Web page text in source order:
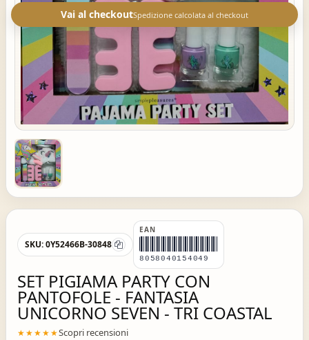
Vai al checkoutSpedizione calcolata al checkout
SKU:0Y52466B-30848
EAN
8058040154049
SET PIGIAMA PARTY CON
PANTOFOLE - FANTASIA
UNICORNO SEVEN - TRI COASTAL
★★★★★Scopri recensioni